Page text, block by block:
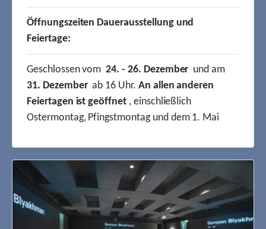
Öffnungszeiten Dauerausstellung und
Feiertage:
Geschlossen vom24. - 26. Dezember und am
31. Dezemberab 16 Uhr. An allen anderen
Feiertagen ist geöffnet, einschließlich
Ostermontag, Pfingstmontag und dem 1. Mai